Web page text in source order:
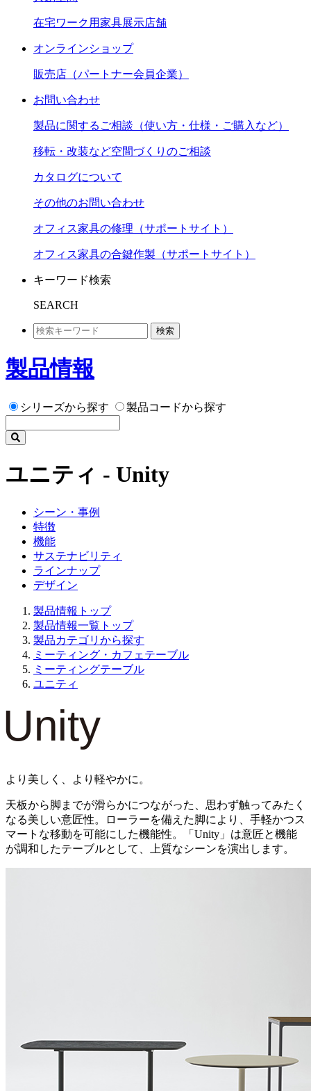
在宅ワーク用家具展示店舗
オンラインショップ
販売店（パートナー会員企業）
お問い合わせ
製品に関するご相談（使い方・仕様・ご購入など）
移転・改装など空間づくりのご相談
カタログについて
その他のお問い合わせ
オフィス家具の修理（サポートサイト）
オフィス家具の合鍵作製（サポートサイト）
キーワード検索
SEARCH
検索
製品情報
シリーズから探す 製品コードから探す
ユニティ - Unity
シーン・事例
特徴
機能
サステナビリティ
ラインナップ
デザイン
製品情報トップ
製品情報一覧トップ
製品カテゴリから探す
ミーティング・カフェテーブル
ミーティングテーブル
ユニティ
より美しく、より軽やかに。
天板から脚までが滑らかにつながった、思わず触ってみたく
なる美しい意匠性。ローラーを備えた脚により、手軽かつス
マートな移動を可能にした機能性。「Unity」は意匠と機能
が調和したテーブルとして、上質なシーンを演出します。